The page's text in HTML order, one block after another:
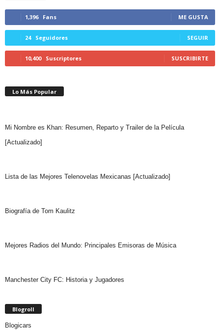
1,396 Fans ME GUSTA
24 Seguidores SEGUIR
10,400 Suscriptores SUSCRIBIRTE
Lo Más Popular
Mi Nombre es Khan: Resumen, Reparto y Trailer de la Película
[Actualizado]
Lista de las Mejores Telenovelas Mexicanas [Actualizado]
Biografía de Tom Kaulitz
Mejores Radios del Mundo: Principales Emisoras de Música
Manchester City FC: Historia y Jugadores
Blogroll
Blogicars